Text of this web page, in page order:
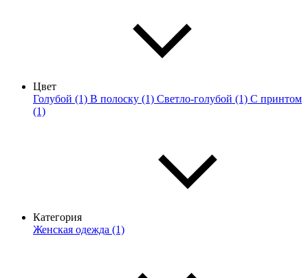
Цвет
Голубой (1) В полоску (1) Светло-голубой (1) С принтом
(1)
Категория
Женская одежда (1)